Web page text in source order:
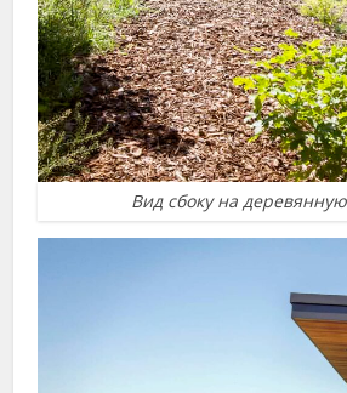
Вид сбоку на